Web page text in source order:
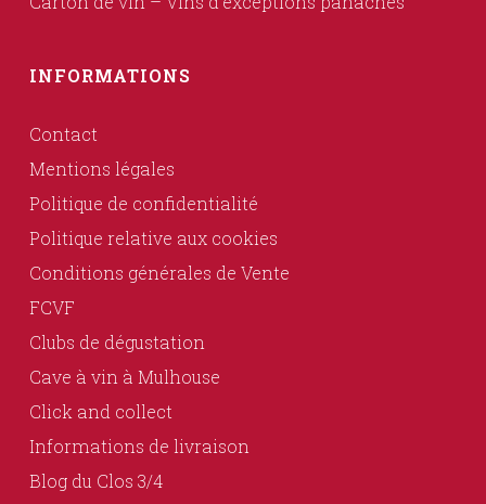
INFORMATIONS
Contact
Mentions légales
Politique de confidentialité
Politique relative aux cookies
Conditions générales de Vente
FCVF
Clubs de dégustation
Cave à vin à Mulhouse
Click and collect
Informations de livraison
Blog du Clos 3/4